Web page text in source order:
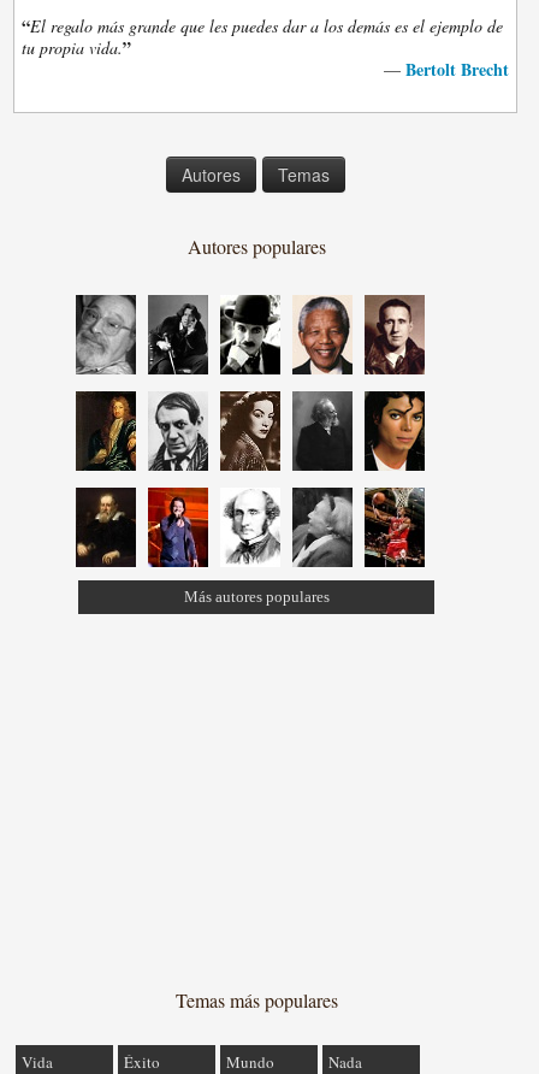
“El regalo más grande que les puedes dar a los demás es el ejemplo de
tu propia vida.”
— Bertolt Brecht
Autores Temas
Autores populares
Más autores populares
Temas más populares
Vida Éxito Mundo Nada